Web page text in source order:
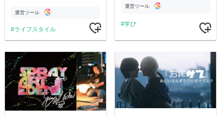
ただいています。
運営ツール
ライフスタイル
す運営ツール
学び